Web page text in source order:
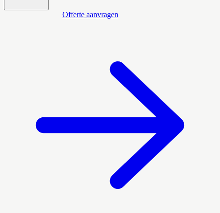
Offerte aanvragen